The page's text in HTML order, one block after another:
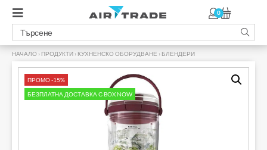
0
НАЧАЛО › ПРОДУКТИ › КУХНЕНСКО ОБОРУДВАНЕ › БЛЕНДЕРИ
ПРОМО -15%
БЕЗПЛАТНА ДОСТАВКА С BOX NOW